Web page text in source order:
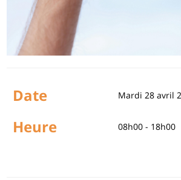
Date Mardi 28 avril
Heure 08h00 - 18h00